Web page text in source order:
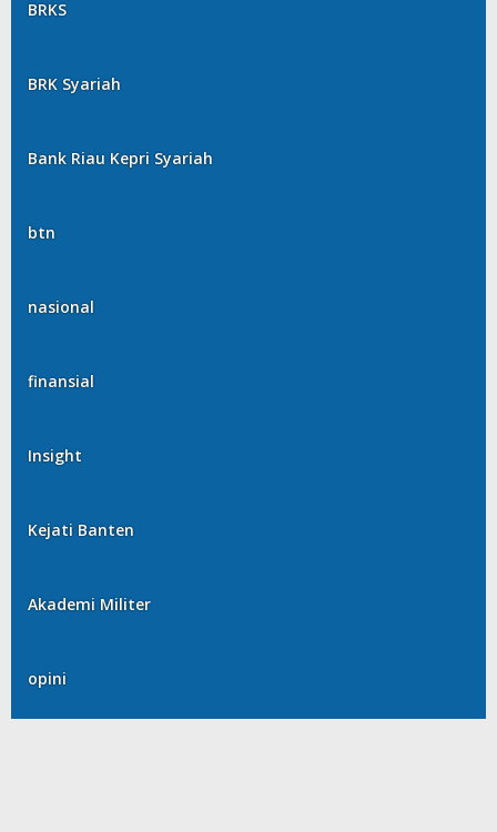
BRKS
BRK Syariah
Bank Riau Kepri Syariah
btn
nasional
finansial
Insight
Kejati Banten
Akademi Militer
opini